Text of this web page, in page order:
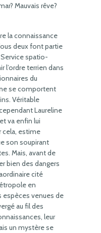
Mauvais rêve?
la connaissance
deux font partie
Service spatio-
l’ordre terrien dans
du
se comportent
Véritable
Laureline
va enfin lui
cela, estime
son soupirant
Mais, avant de
bien des dangers
cité
en
venues de
au fil des
leur
un mystère se